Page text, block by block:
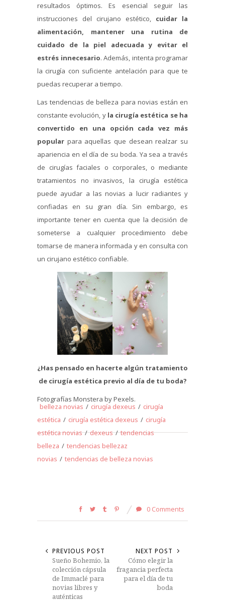
resultados óptimos. Es esencial seguir las
instrucciones del cirujano estético, cuidar la
alimentación, mantener una rutina de
cuidado de la piel adecuada y evitar el
estrés innecesario. Además, intenta programar
la cirugía con suficiente antelación para que te
puedas recuperar a tiempo.
Las tendencias de belleza para novias están en
constante evolución, yla cirugía estética se ha
convertido en una opción cada vez más
popular para aquellas que desean realzar su
apariencia en el día de su boda. Ya sea a través
de cirugías faciales o corporales, o mediante
tratamientos no invasivos, la cirugía estética
puede ayudar a las novias a lucir radiantes y
confiadas en su gran día. Sin embargo, es
importante tener en cuenta que la decisión de
someterse a cualquier procedimiento debe
tomarse de manera informada y en consulta con
un cirujano estético confiable.
¿Has pensado en hacerte algún tratamiento
de cirugía estética previo al día de tu boda?
Fotografías Monstera by Pexels.
belleza novias / cirugía dexeus / cirugía
estética / cirugía estética dexeus / cirugía
estética novias / dexeus / tendencias
belleza / tendencias bellezaz
novias / tendencias de belleza novias
0 Comments
PREVIOUS POST
Sueño Bohemio, la
colección cápsula
de Immaclé para
novias libres y
auténticas
NEXT POST
Cómo elegir la
fragancia perfecta
para el día de tu
boda